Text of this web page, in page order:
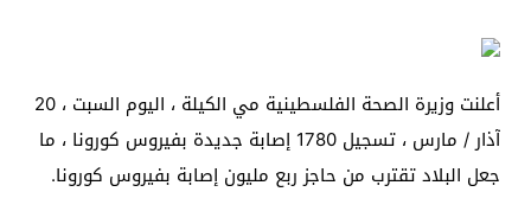
أعلنت وزيرة الصحة الفلسطينية مي الكيلة ، اليوم السبت ، 20
آذار / مارس ، تسجيل 1780 إصابة جديدة بفيروس كورونا ، ما
جعل البلاد تقترب من حاجز ربع مليون إصابة بفيروس كورونا.